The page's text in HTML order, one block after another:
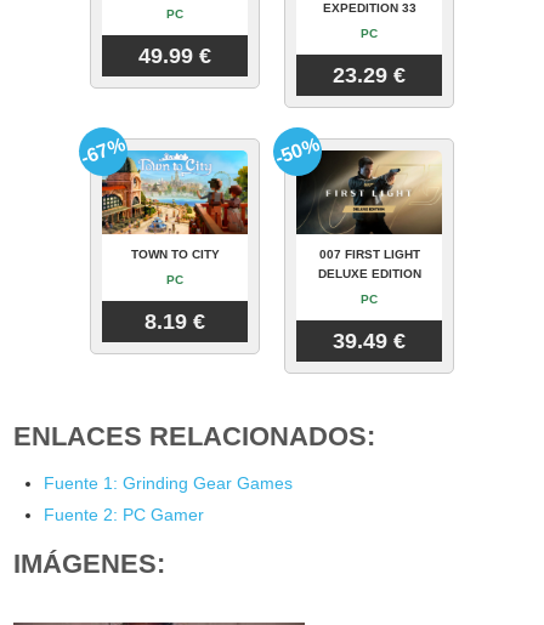
PC
49.99 €
EXPEDITION 33
PC
23.29 €
TOWN TO CITY
PC
8.19 €
-67%
007 FIRST LIGHT
DELUXE EDITION
PC
39.49 €
-50%
ENLACES RELACIONADOS:
Fuente 1: Grinding Gear Games
Fuente 2: PC Gamer
IMÁGENES: